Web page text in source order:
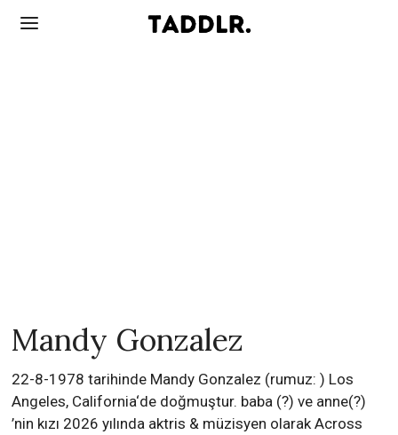
Mandy Gonzalez
22-8-1978 tarihinde Mandy Gonzalez (rumuz: ) Los
Angeles, California‘de doğmuştur. baba (?) ve anne(?)
’nin kızı 2026 yılında aktris & müzisyen olarak Across